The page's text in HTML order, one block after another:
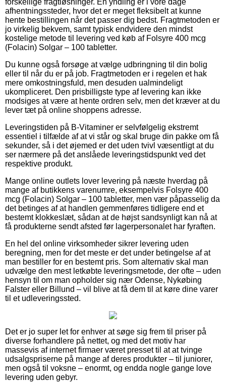
afhentningssteder, hvor det er meget fleksibelt at kunne
hente bestillingen når det passer dig bedst. Fragtmetoden er
jo virkelig bekvem, samt typisk endvidere den mindst
kostelige metode til levering ved køb af Folsyre 400 mcg
(Folacin) Solgar – 100 tabletter.
Du kunne også forsøge at vælge udbringning til din bolig
eller til når du er på job. Fragtmetoden er i regelen et hak
mere omkostningsfuld, men desuden ualmindeligt
ukompliceret. Den prisbilligste type af levering kan ikke
modsiges at være at hente ordren selv, men det kræver at du
lever tæt på online shoppens adresse.
Leveringstiden på B-Vitaminer er selvfølgelig ekstremt
essentiel i tilfælde af at vi står og skal bruge din pakke om få
sekunder, så i det øjemed er det uden tvivl væsentligt at du
ser nærmere på det anslåede leveringstidspunkt ved det
respektive produkt.
Mange online outlets lover levering på næste hverdag på
mange af butikkens varenumre, eksempelvis Folsyre 400
mcg (Folacin) Solgar – 100 tabletter, men vær påpasselig da
det betinges af at handlen gemmenføres tidligere end et
bestemt klokkeslæt, sådan at de højst sandsynligt kan nå at
få produkterne sendt afsted før lagerpersonalet har fyraften.
En hel del online virksomheder sikrer levering uden
beregning, men for det meste er det under betingelse af at
man bestiller for en bestemt pris. Som alternativ skal man
udvælge den mest letkøbte leveringsmetode, der ofte – uden
hensyn til om man opholder sig nær Odense, Nykøbing
Falster eller Billund – vil blive at få dem til at køre dine varer
til et udleveringssted.
Det er jo super let for enhver at søge sig frem til priser på
diverse forhandlere på nettet, og med det motiv har
massevis af internet firmaer været presset til at at tvinge
udsalgspriserne på mange af deres produkter – til juniorer,
men også til voksne – enormt, og endda nogle gange love
levering uden gebyr.